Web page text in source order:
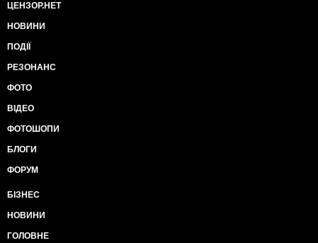
ЦЕНЗОР.НЕТ
НОВИНИ
ПОДІЇ
РЕЗОНАНС
ФОТО
ВІДЕО
ФОТОШОПИ
БЛОГИ
ФОРУМ
БІЗНЕС
НОВИНИ
ГОЛОВНЕ